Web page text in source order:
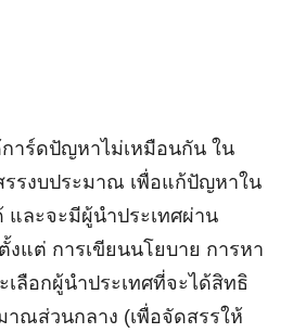
าร์ดปัญหาไม่เหมือนกัน ใน
รรงบประมาณ เพื่อแก้ปัญหาใน
และจะมีผู้นำประเทศผ่าน
งแต่ การเขียนนโยบาย การหา
เลือกผู้นำประเทศที่จะได้สิทธิ
าณส่วนกลาง (เพื่อจัดสรรให้